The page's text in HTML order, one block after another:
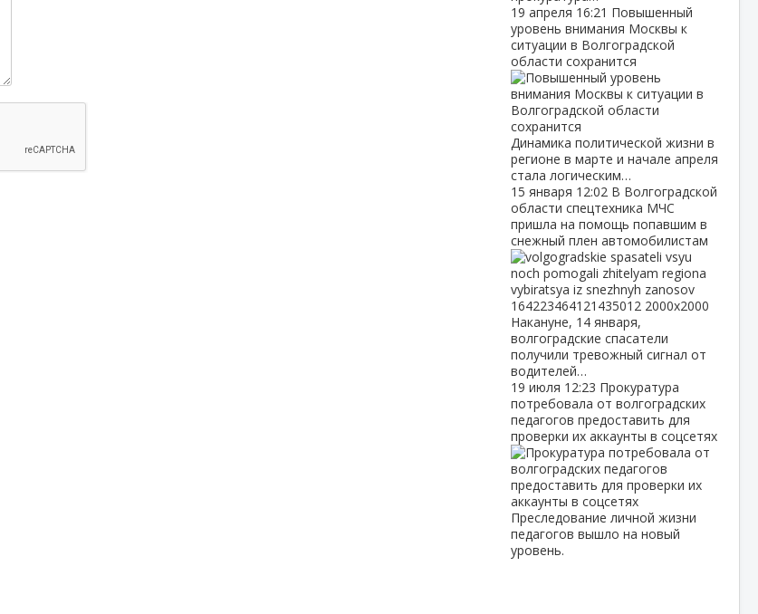
19 апреля 16:21 Повышенный
уровень внимания Москвы к
ситуации в Волгоградской
области сохранится
Динамика политической жизни в
регионе в марте и начале апреля
стала логическим…
15 января 12:02 В Волгоградской
области спецтехника МЧС
пришла на помощь попавшим в
снежный плен автомобилистам
Накануне, 14 января,
волгоградские спасатели
получили тревожный сигнал от
водителей…
19 июля 12:23 Прокуратура
потребовала от волгоградских
педагогов предоставить для
проверки их аккаунты в соцсетях
Преследование личной жизни
педагогов вышло на новый
уровень.